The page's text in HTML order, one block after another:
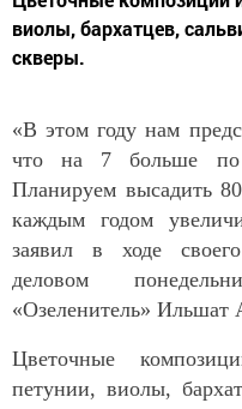
виолы, бархатцев,
скверы.
«В этом году нам
что на 7 больше по
Планируем высадить
каждым годом
заявил в ходе
деловом
«Озеленитель» Ильшат
Цветочные
петунии, виолы,